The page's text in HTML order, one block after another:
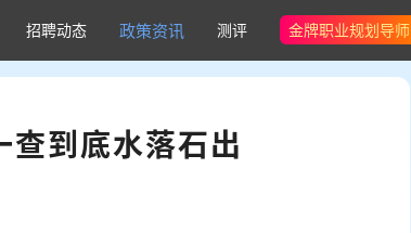
招聘动态 政策资讯 测评 金牌职业规划导师
查到底水落石出